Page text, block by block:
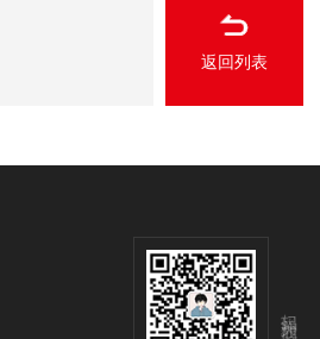
返回列表